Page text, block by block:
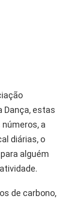
Dança, estas
a
diárias, o
alguém
de carbono,